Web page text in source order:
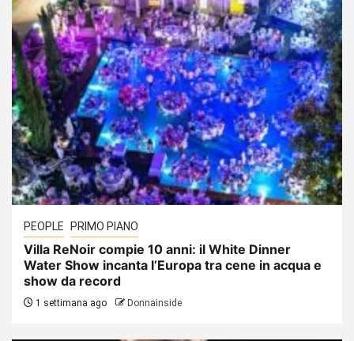
PEOPLE PRIMO PIANO
Villa ReNoir compie 10 anni: il White Dinner
Water Show incanta l’Europa tra cene in acqua e
show da record
1 settimana ago Donnainside